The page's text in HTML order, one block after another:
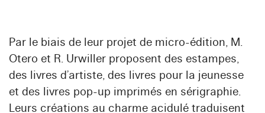
Par le biais de leur projet de micro-édition, M.
Otero et R. Urwiller proposent des estampes,
des livres d’artiste, des livres pour la jeunesse
et des livres pop-up imprimés en sérigraphie.
Leurs créations au charme acidulé traduisent